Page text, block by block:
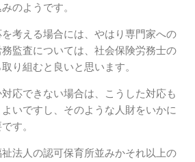
のようです。
考える場合には、やはり専門家への
監査については、社会保険労務士の
り組むと良いと思います。
応できない場合は、こうした対応も
いですし、そのような人財をいかに
す。
法人の認可保育所並みかそれ以上の